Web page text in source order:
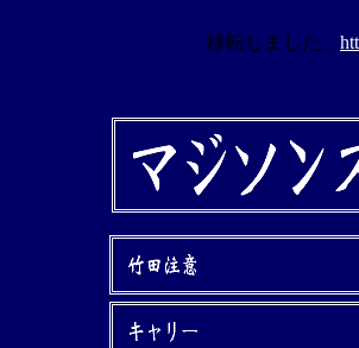
移転しました。